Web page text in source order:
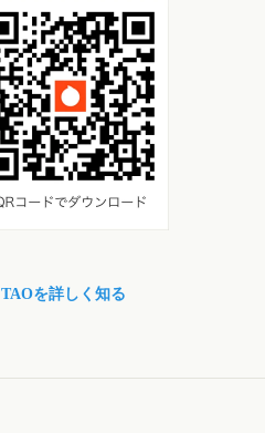
TAOを詳しく知る